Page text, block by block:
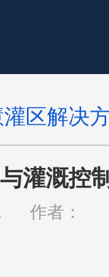
区解决
灌溉控
作者：